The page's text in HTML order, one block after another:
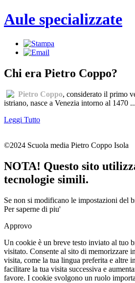
Aule specializzate
Chi era Pietro Coppo?
Pietro Coppo, considerato il primo
istriano, nasce a Venezia intorno al 1470 ...
Leggi Tutto
©2024 Scuola media Pietro Coppo Isola
NOTA! Questo sito
tecnologie simili.
Se non si modificano le impostazioni del
Per saperne di piu'
Approvo
Un cookie è un breve testo inviato al tuo
visitato. Consente al sito di memorizzare
visita, come la tua lingua preferita e altre
facilitare la tua visita successiva e
favore. I cookie svolgono un ruolo